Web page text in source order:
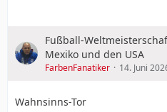
Fußball-
Mexiko und den USA
FarbenFanatiker 14. Juni
Wahnsinns-Tor